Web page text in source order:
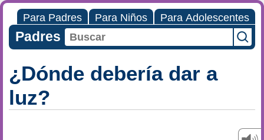
Para Padres Para Niños Para Adolescentes
Padres
¿Dónde debería dar a
luz?